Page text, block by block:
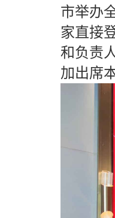
市举办
家直接
和负责
加出席